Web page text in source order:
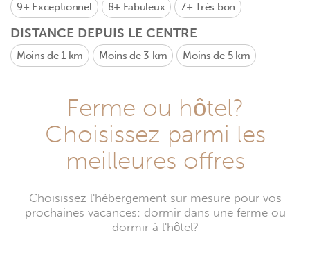
9+ Exceptionnel 8+ Fabuleux 7+Très bon
DISTANCE DEPUIS LE CENTRE
Moins de 1 km Moins de 3 km Moins de 5 km
Ferme ou hôtel?
Choisissez parmi les
meilleures offres
Choisissez l'hébergement sur mesure pour vos
prochaines vacances: dormir dans une ferme ou
dormir à l'hôtel?